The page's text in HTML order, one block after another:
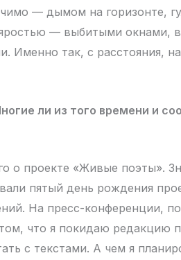
— дымом на горизонте,
— выбитыми окнами,
Именно так, с расстояния,
ли из того времени и
о проекте «Живые поэты».
пятый день рождения
На пресс-конференции,
что я покидаю редакцию
с текстами. А чем я